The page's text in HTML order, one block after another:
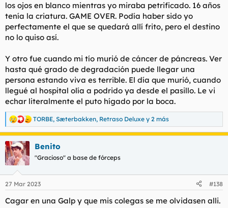
los ojos en blanco mientras yo miraba petrificado. 16 años
tenía la criatura. GAME OVER. Podía haber sido yo
perfectamente el que se quedará allí frito, pero el destino
no lo quiso así.
Y otro fue cuando mi tío murió de cáncer de páncreas. Ver
hasta qué grado de degradación puede llegar una
persona estando viva es terrible. El día que murió, cuando
llegué al hospital olía a podrido ya desde el pasillo. Le vi
echar literalmente el puto hígado por la boca.
R
e
a
c
c
i
e
:
TORBE, Sæterbakken, Retraso Deluxe y 2 más
Benito
"Gracioso" a base de fórceps
27 Mar 2023 #138
Cagar en una Galp y que mis colegas se me olvidasen alli.